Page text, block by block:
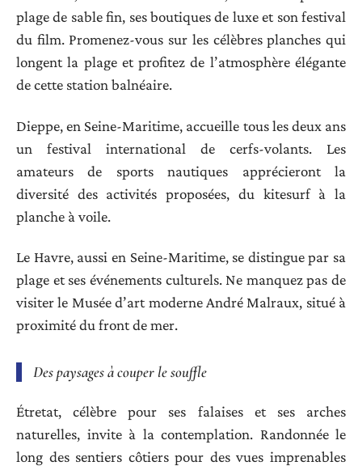
plage de sable fin, ses boutiques de luxe et son festival
du film. Promenez-vous sur les célèbres planches qui
longent la plage et profitez de l’atmosphère élégante
de cette station balnéaire.
Dieppe, en Seine-Maritime, accueille tous les deux ans
un festival international de cerfs-volants. Les
amateurs de sports nautiques apprécieront la
diversité des activités proposées, du kitesurf à la
planche à voile.
Le Havre, aussi en Seine-Maritime, se distingue par sa
plage et ses événements culturels. Ne manquez pas de
visiter le Musée d’art moderne André Malraux, situé à
proximité du front de mer.
Des paysages à couper le souffle
Étretat, célèbre pour ses falaises et ses arches
naturelles, invite à la contemplation. Randonnée le
long des sentiers côtiers pour des vues imprenables